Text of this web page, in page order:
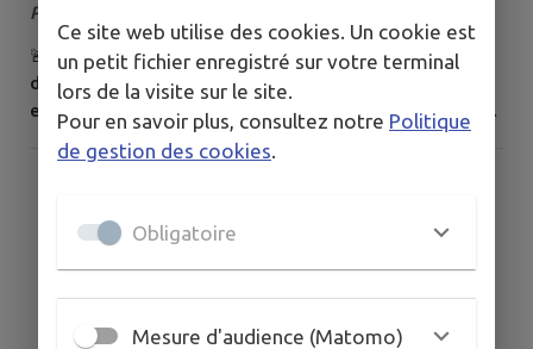
Publié le vendredi 31 juillet 2026
🚨 VIGILANCE ORANGE CANICULE 🌡️ À compter de
demain, samedi 1er août 2026 à 12h, le département
est placé en vigilance orange canicule. ➡️ Adoptez les
bons réflexes : 💧 Buvez régulièrement de l'eau. 🏠
Restez au frais et limitez vos déplacements aux heures
des personnes âgées, isolées ou fragiles. La salle 23 est
ouverte de 7h à 19h, salle...
Ce site web utilise des cookies. Un cookie est
un petit fichier enregistré sur votre terminal
lors de la visite sur le site.
Pour en savoir plus, consultez notre Politique
de gestion des cookies.
Obligatoire
Mesure d'audience (Matomo)